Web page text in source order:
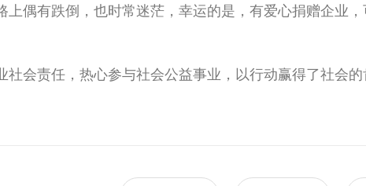
偶有跌倒，也时常迷茫，幸运的是，有爱心捐赠企业
社会责任，热心参与社会公益事业，以行动赢得了社会